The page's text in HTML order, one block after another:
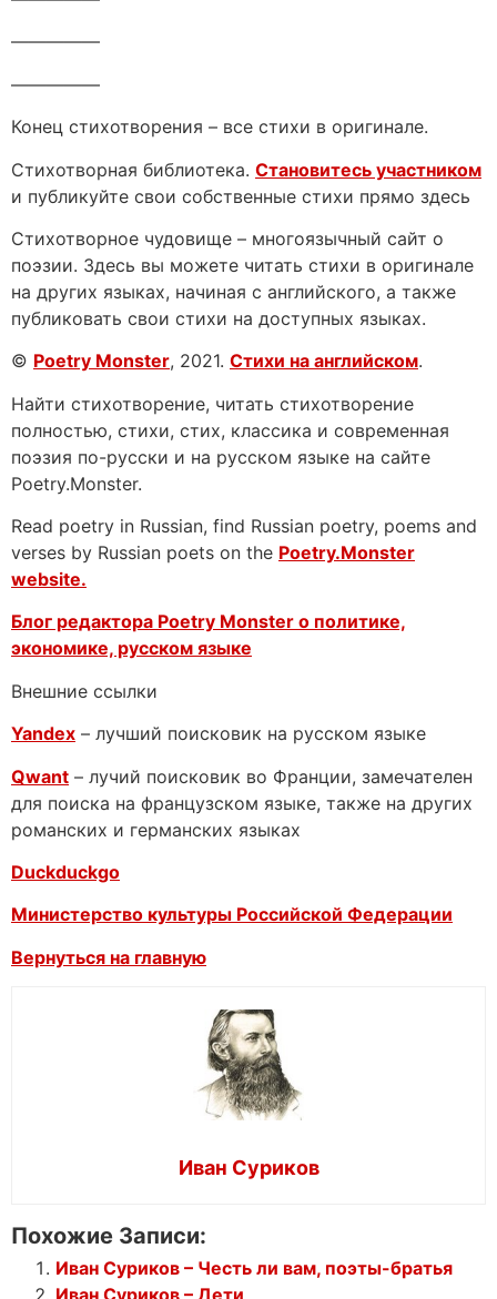
—————
—————
Конец стихотворения – все стихи в оригинале.
Стихотворная библиотека. Становитесь участником
и публикуйте свои собственные стихи прямо здесь
Стихотворное чудовище – многоязычный сайт о
поэзии. Здесь вы можете читать стихи в оригинале
на других языках, начиная с английского, а также
публиковать свои стихи на доступных языках.
© Poetry Monster, 2021. Стихи на английском.
Найти стихотворение, читать стихотворение
полностью, стихи, стих, классика и современная
поэзия по-русски и на русском языке на сайте
Poetry.Monster.
Read poetry in Russian, find Russian poetry, poems and
verses by Russian poets on the Poetry.Monster
website.
Блог редактора Poetry Monster о политике,
экономике, русском языке
Внешние ссылки
Yandex – лучший поисковик на русском языке
Qwant – лучий поисковик во Франции, замечателен
для поиска на французском языке, также на других
романских и германских языках
Duckduckgo
Министерство культуры Российской Федерации
Вернуться на главную
Иван Суриков
Похожие Записи:
Иван Суриков – Честь ли вам, поэты-братья